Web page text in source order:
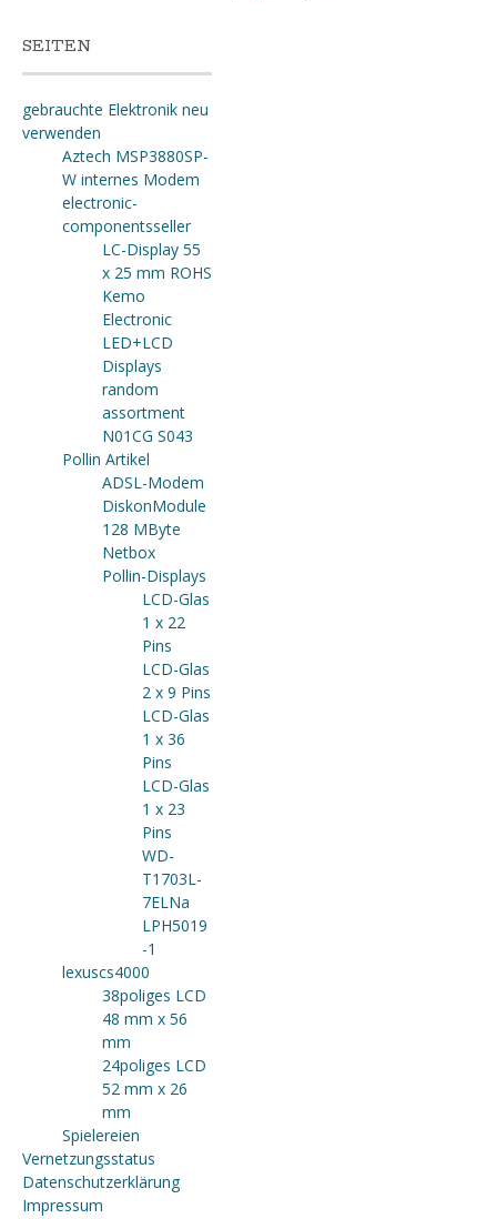
SEITEN
gebrauchte Elektronik neu
verwenden
Aztech MSP3880SP-
W internes Modem
electronic-
componentsseller
LC-Display 55
x 25 mm ROHS
Kemo
Electronic
LED+LCD
Displays
random
assortment
N01CG S043
Pollin Artikel
ADSL-Modem
DiskonModule
128 MByte
Netbox
Pollin-Displays
LCD-Glas
1 x 22
Pins
LCD-Glas
2 x 9 Pins
LCD-Glas
1 x 36
Pins
LCD-Glas
1 x 23
Pins
WD-
T1703L-
7ELNa
LPH5019
-1
lexuscs4000
38poliges LCD
48 mm x 56
mm
24poliges LCD
52 mm x 26
mm
Spielereien
Vernetzungsstatus
Datenschutzerklärung
Impressum